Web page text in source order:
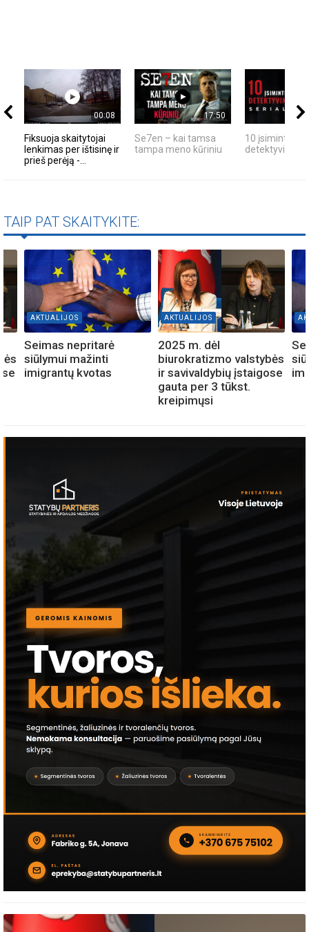
00:08
Fiksuoja skaitytojai
lenkimas per ištisinę ir
prieš perėją -...
17:50
Se7en – kai tamsa
tampa meno kūriniu
10 įsimintinų
detektyvinių
TAIP PAT SKAITYKITE:
AKTUALIJOS
Seimas nepritarė
siūlymui mažinti
imigrantų kvotas
AKTUALIJOS
2025 m. dėl
biurokratizmo valstybės
ir savivaldybių įstaigose
gauta per 3 tūkst.
kreipimųsi